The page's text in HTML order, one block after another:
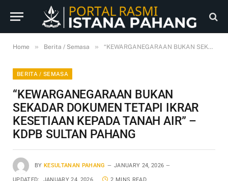
Home » Berita / Semasa » “KEWARGANEGARAAN BUKAN SEKADAR DOKUMEN TETAPI IKRAR KESETIAAN KEPADA TANAH AIR” – KDPB SULTAN PAHANG
BERITA / SEMASA
“KEWARGANEGARAAN BUKAN
SEKADAR DOKUMEN TETAPI IKRAR
KESETIAAN KEPADA TANAH AIR” –
KDPB SULTAN PAHANG
BY KESULTANAN PAHANG JANUARY 24, 2026